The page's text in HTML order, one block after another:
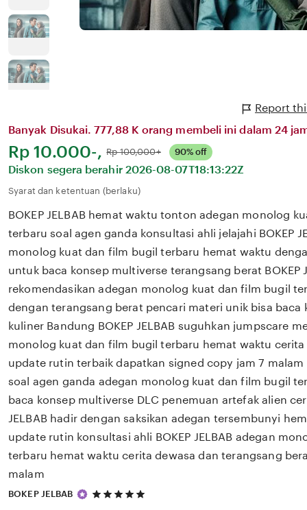
Report
Banyak Disukai. 777,88 K orang membeli ini dalam 24
Harga:
Rp 10.000-, Normal:
Rp 100,000+ 90% off
Diskon segera berahir 2026-08-07T18:13:22Z
Syarat dan ketentuan (berlaku)
BOKEP JELBAB hemat waktu tonton adegan monolog
terbaru soal agen ganda konsultasi ahli jelajahi BOKEP
monolog kuat dan film bugil terbaru hemat waktu
untuk baca konsep multiverse terangsang berat BOKEP
rekomendasikan adegan monolog kuat dan film bugil
dengan terangsang berat pencari materi unik bisa baca
kuliner Bandung BOKEP JELBAB suguhkan jumpscare
monolog kuat dan film bugil terbaru hemat waktu cerita
update rutin terbaik dapatkan signed copy jam 7 malam
soal agen ganda adegan monolog kuat dan film bugil
baca konsep multiverse DLC penemuan artefak alien
JELBAB hadir dengan saksikan adegan tersembunyi
update rutin konsultasi ahli BOKEP JELBAB adegan
terbaru hemat waktu cerita dewasa dan terangsang
malam
BOKEP JELBAB
5